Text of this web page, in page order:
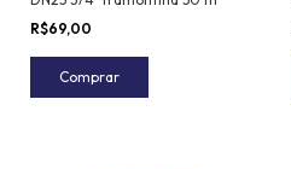
R$69,00
Comprar